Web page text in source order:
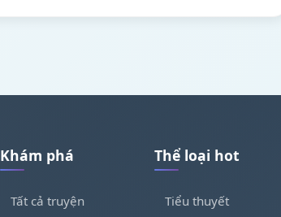
Khám phá
Tất cả truyện
Thể loại hot
Tiểu thuyết